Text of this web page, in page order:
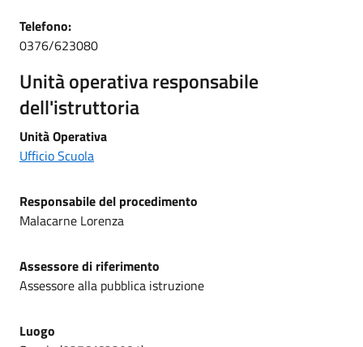
Telefono:
0376/623080
Unità operativa responsabile
dell'istruttoria
Unità Operativa
Ufficio Scuola
Responsabile del procedimento
Malacarne Lorenza
Assessore di riferimento
Assessore alla pubblica istruzione
Luogo